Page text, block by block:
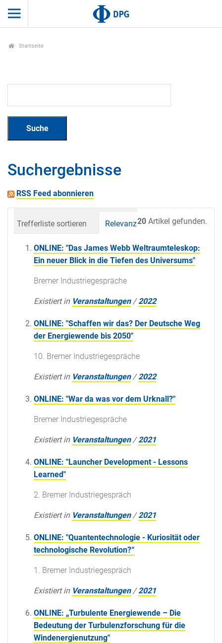
Startseite
Suchergebnisse
RSS Feed abonnieren
20 Artikel gefunden.
Trefferliste sortieren Relevanz Datum
ONLINE: "Das James Webb Weltraumteleskop:
Ein neuer Blick in die Tiefen des Universums"
Bremer Industriegespräche
Existiert in Veranstaltungen /2022
ONLINE: "Schaffen wir das? Der Deutsche Weg
der Energiewende bis 2050"
10. Bremer Industriegespräche
Existiert in Veranstaltungen /2022
ONLINE: "War da was vor dem Urknall?"
Bremer Industriegespräche
Existiert in Veranstaltungen /2021
ONLINE: "Launcher Development - Lessons
Learned"
2. Bremer Industriegespräch
Existiert in Veranstaltungen /2021
ONLINE: "Quantentechnologie - Kuriosität oder
technologische Revolution?“
1. Bremer Industriegespräch
Existiert in Veranstaltungen /2021
ONLINE: „Turbulente Energiewende – Die
Bedeutung der Turbulenzforschung für die
Windenergienutzung"